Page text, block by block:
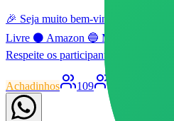
🎉 Seja muito bem-vindo ao grupo
Livre ⚫ Amazon 🔵 Magazine Luiza
Respeite os participantes.
Achadinhos 109